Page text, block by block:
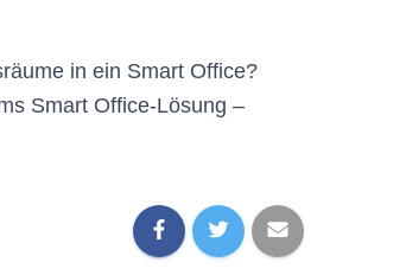
in ein Smart Office?
Smart Office-Lösung –